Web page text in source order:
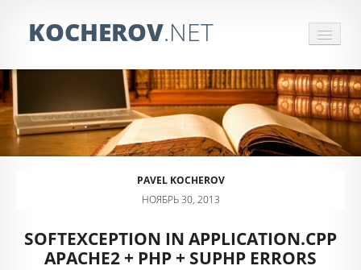
KOCHEROV.NET
СБОР ИНФОРМАЦИИ
ЗАКАЗАТЬ ПАРСЕР
ОБРАБОТКА ПРАЙСОВ
PAVEL KOCHEROV
НОЯБРЬ 30, 2013
SOFTEXCEPTION IN APPLICATION.CPP
APACHE2 + PHP + SUPHP ERRORS